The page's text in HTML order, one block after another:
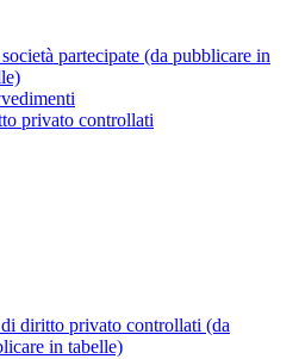
partecipate (da pubblicare in
privato controllati
diritto privato controllati (da
in tabelle)